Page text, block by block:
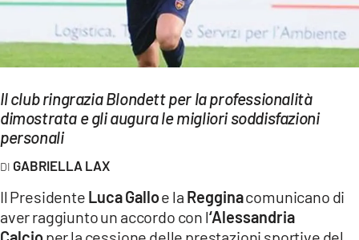
Streaming
LAC TV
LAC NETWORK
LAC ONAIR
Network
Il club ringrazia Blondett per la professionalità
dimostrata e gli augura le migliori soddisfazioni
personali
GABRIELLA LAX
Il Presidente Luca Galloe la Regginacomunicano di
aver raggiunto un accordo con l‘Alessandria